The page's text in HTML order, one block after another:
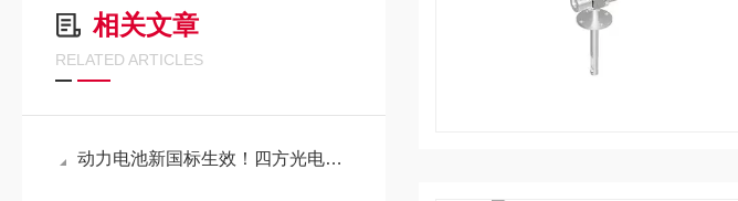
相关文章
RELATED ARTICLES
动力电池新国标生效！四方光电多气体传感器，构建动力PACK早期安全监测体系